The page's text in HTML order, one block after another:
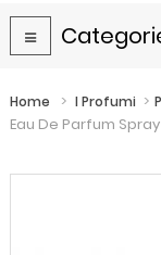
Navigazione
Toggle
Home > I Profumi >
Eau De Parfum